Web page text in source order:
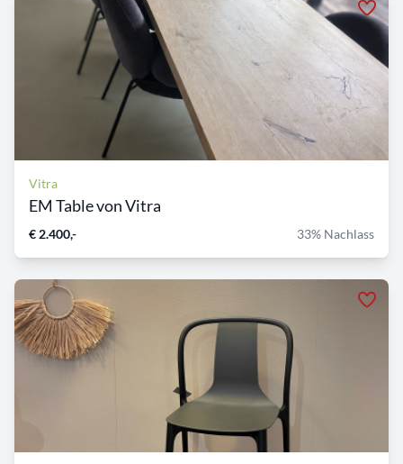
Vitra
EM Table von Vitra
€ 2.400,- 33% Nachlass